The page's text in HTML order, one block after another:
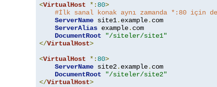
<VirtualHost *: 80>
#İlk sanal konak aynı zamanda *:80 için
ServerName site1. example. com
ServerAlias example. com
DocumentRoot
"/siteler/site1"
</VirtualHost>
<VirtualHost *: 80>
ServerName site2. example. com
DocumentRoot
"/siteler/site2"
</VirtualHost>